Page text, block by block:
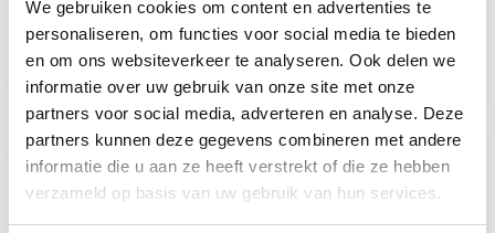
We gebruiken cookies om content en advertenties te
personaliseren, om functies voor social media te bieden
en om ons websiteverkeer te analyseren. Ook delen we
informatie over uw gebruik van onze site met onze
partners voor social media, adverteren en analyse. Deze
partners kunnen deze gegevens combineren met andere
informatie die u aan ze heeft verstrekt of die ze hebben
verzameld op basis van uw gebruik van hun services.
Buzzetti Werkplaats
Benzinetank 1.5L – Met
€32,25
leverancier
Kreidler
benzinekraan (made in
Italy) kreidler m16 omg
€5,25 Op voorraad